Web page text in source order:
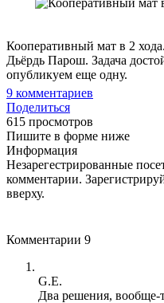
Кооперативный мат в 2
Дьёрдь Парош. Задача
опубликуем еще одну.
9 комментариев
Поделиться
615 просмотров
Пишите в форме ниже
Информация
Незарегестрированные
комментарии.
вверху.
Комментарии 9
G.E.
Два решения, вообще-